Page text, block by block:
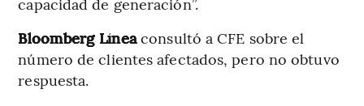
Bloomberg Líneaconsultó a CFE sobre el
número de clientes afectados, pero no obtuvo
respuesta.